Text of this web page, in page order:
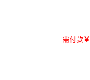
需付款￥